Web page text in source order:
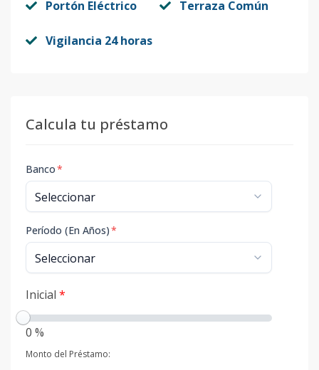
Portón Eléctrico Terraza Común
Vigilancia 24 horas
Calcula tu préstamo
Banco*
Período (En Años)*
Inicial *
0 %
Monto del Préstamo: